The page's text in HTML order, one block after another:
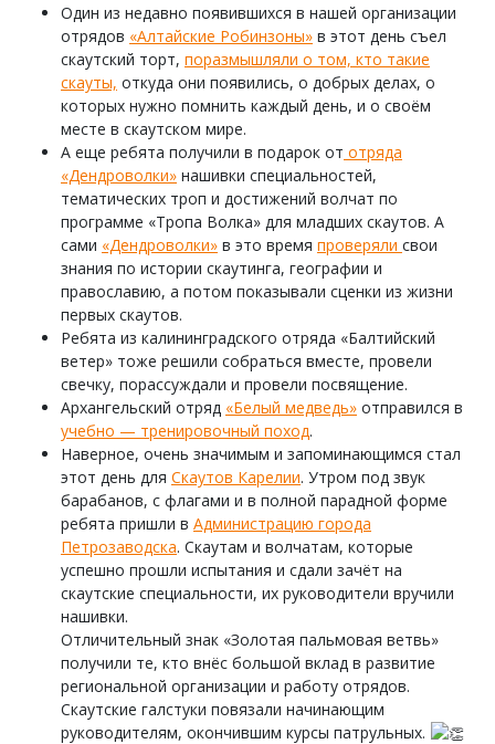
Один из недавно появившихся в нашей организации
отрядов «Алтайские Робинзоны» в этот день съел
скаутский торт, поразмышляли о том, кто такие
скауты, откуда они появились, о добрых делах, о
которых нужно помнить каждый день, и о своём
месте в скаутском мире.
А еще ребята получили в подарок от отряда
«Дендроволки» нашивки специальностей,
тематических троп и достижений волчат по
программе «Тропа Волка» для младших скаутов. А
сами «Дендроволки» в это время проверяли свои
знания по истории скаутинга, географии и
православию, а потом показывали сценки из жизни
первых скаутов.
Ребята из калининградского отряда «Балтийский
ветер» тоже решили собраться вместе, провели
свечку, порассуждали и провели посвящение.
Архангельский отряд «Белый медведь» отправился в
учебно — тренировочный поход.
Наверное, очень значимым и запоминающимся стал
этот день для Скаутов Карелии. Утром под звук
барабанов, с флагами и в полной парадной форме
ребята пришли в Администрацию города
Петрозаводска. Скаутам и волчатам, которые
успешно прошли испытания и сдали зачёт на
скаутские специальности, их руководители вручили
нашивки.
Отличительный знак «Золотая пальмовая ветвь»
получили те, кто внёс большой вклад в развитие
региональной организации и работу отрядов.
Скаутские галстуки повязали начинающим
руководителям, окончившим курсы патрульных.